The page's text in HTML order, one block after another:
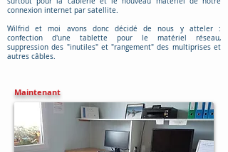
connexion internet par satellite.
Wilfrid et moi avons donc décidé de nous y atteler :
confection d'une tablette pour le matériel réseau,
suppression des "inutiles" et "rangement" des multiprises et
autres câbles.
Maintenant